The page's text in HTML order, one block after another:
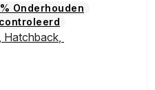
Onderhouden
, Hatchback,